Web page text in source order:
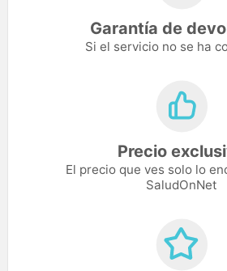
Garantía de
Si el servicio no se ha
Precio
El precio que ves solo lo
SaludOnNet